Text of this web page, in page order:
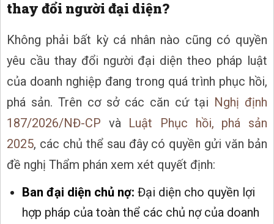
thay đổi người đại diện?
Không phải bất kỳ cá nhân nào cũng có quyền
yêu cầu thay đổi người đại diện theo pháp luật
của doanh nghiệp đang trong quá trình phục hồi,
phá sản. Trên cơ sở các căn cứ tại Nghị định
187/2026/NĐ-CP và Luật Phục hồi, phá sản
2025, các chủ thể sau đây có quyền gửi văn bản
đề nghị Thẩm phán xem xét quyết định:
Ban đại diện chủ nợ: Đại diện cho quyền lợi
hợp pháp của toàn thể các chủ nợ của doanh